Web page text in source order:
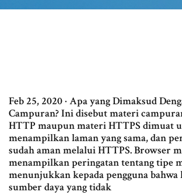
Feb 25, 2020 · Apa yang Dimaksud
Campuran? Ini disebut materi
HTTP maupun materi HTTPS dimuat
menampilkan laman yang sama, dan
sudah aman melalui HTTPS. Browser
menampilkan peringatan tentang tipe
menunjukkan kepada pengguna
sumber daya yang tidak